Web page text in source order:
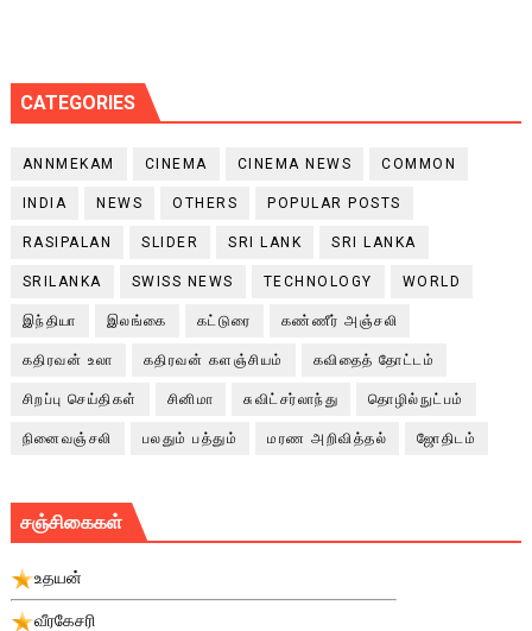
CATEGORIES
ANNMEKAM CINEMA CINEMA NEWS COMMON
INDIA NEWS OTHERS POPULAR POSTS
RASIPALAN SLIDER SRI LANK SRI LANKA
SRILANKA SWISS NEWS TECHNOLOGY WORLD
இந்தியா இலங்கை கட்டுரை கண்ணீர் அஞ்சலி
கதிரவன் உலா கதிரவன் களஞ்சியம் கவிதைத் தோட்டம்
சிறப்பு செய்திகள் சினிமா சுவிட்சர்லாந்து தொழில்நுட்பம்
நினைவஞ்சலி பலதும் பத்தும் மரண அறிவித்தல் ஜோதிடம்
சஞ்சிகைகள்
உதயன்
வீரகேசரி